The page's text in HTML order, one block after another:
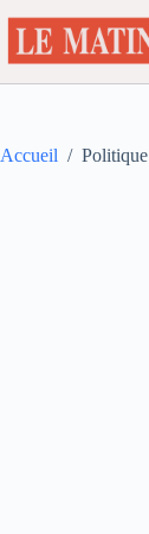
au
contenu
Accueil / Politique